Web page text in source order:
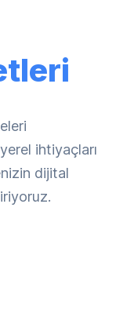
ihtiyaçları
dijital